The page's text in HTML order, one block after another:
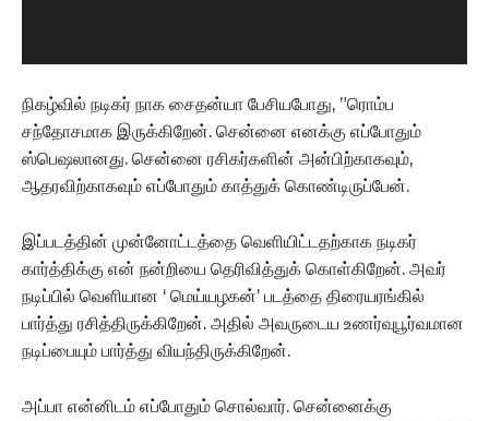
நிகழ்வில் நடிகர் நாக சைதன்யா பேசியபோது, ”ரொம்ப
சந்தோசமாக இருக்கிறேன். சென்னை எனக்கு எப்போதும்
ஸ்பெஷலானது. சென்னை ரசிகர்களின் அன்பிற்காகவும்,
ஆதரவிற்காகவும் எப்போதும் காத்துக் கொண்டிருப்பேன்.
இப்படத்தின் முன்னோட்டத்தை வெளியிட்டதற்காக நடிகர்
கார்த்திக்கு என் நன்றியை தெரிவித்துக் கொள்கிறேன். அவர்
நடிப்பில் வெளியான ‘ மெய்யழகன்’ படத்தை திரையரங்கில்
பார்த்து ரசித்திருக்கிறேன். அதில் அவருடைய உணர்வுபூர்வமான
நடிப்பையும் பார்த்து வியந்திருக்கிறேன்.
அப்பா என்னிடம் எப்போதும் சொல்வார். சென்னைக்கு